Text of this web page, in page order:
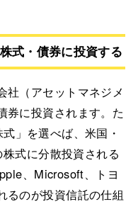
式・債券に投資する
社（アセットマネジメ
券に投資されます。た
」を選べば、米国・
式に分散投資される
、Microsoft、トヨ
るのが投資信託の仕組